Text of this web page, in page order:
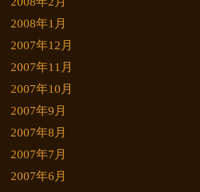
2008年1月
2007年12月
2007年11月
2007年10月
2007年9月
2007年8月
2007年7月
2007年6月